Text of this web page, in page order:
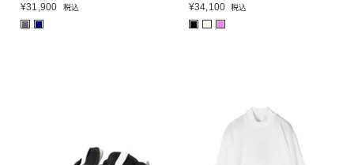
¥31,900 税込
■ ■
¥34,100 税込
■ ■ ■